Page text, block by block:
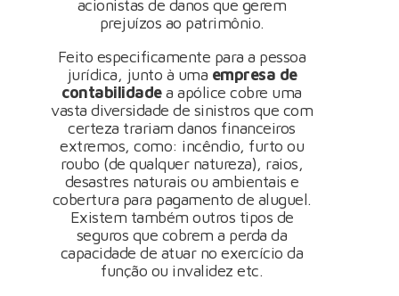
acionistas de danos que gerem
prejuízos ao patrimônio.
Feito especificamente para a pessoa
jurídica, junto à uma empresa de
contabilidadea apólice cobre uma
vasta diversidade de sinistros que com
certeza trariam danos financeiros
extremos, como: incêndio, furto ou
roubo (de qualquer natureza), raios,
desastres naturais ou ambientais e
cobertura para pagamento de aluguel.
Existem também outros tipos de
seguros que cobrem a perda da
capacidade de atuar no exercício da
função ou invalidez etc.